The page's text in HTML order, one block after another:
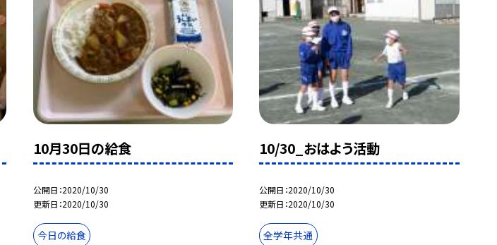
10月30日の給食
公開日 2020/10/30
更新日 2020/10/30
今日の給食
10/30_おはよう活動
公開日 2020/10/30
更新日 2020/10/30
全学年共通